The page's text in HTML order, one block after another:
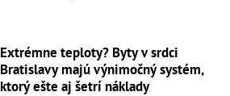
Extrémne teploty? Byty v srdci
Bratislavy majú výnimočný systém,
ktorý ešte aj šetrí náklady